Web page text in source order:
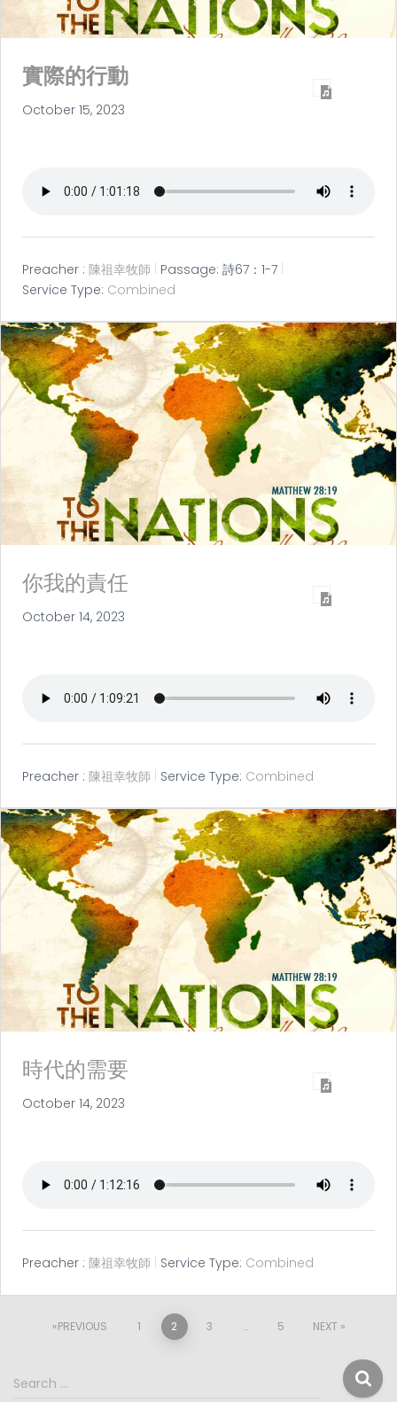
實際的行動
October 15, 2023
Preacher : 陳祖幸牧師 Passage: 詩67：1-7
Service Type: Combined
你我的責任
October 14, 2023
Preacher : 陳祖幸牧師 Service Type: Combined
時代的需要
October 14, 2023
Preacher : 陳祖幸牧師 Service Type: Combined
Posts
pagination
PREVIOUS 1 2 3 … 5 NEXT
S
Search …